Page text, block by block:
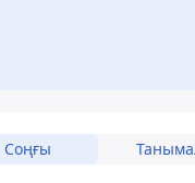
Соңғы